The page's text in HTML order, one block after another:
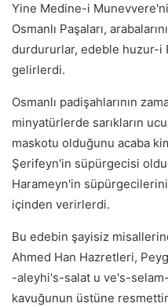
Yine Medine-i
Osmanlı Paşaları,
durdururlar, edeble huzur-i
gelirlerdi.
Osmanlı padişahlarının
minyatürlerde sarıkların
maskotu olduğunu acaba
Şerifeyn'in süpürgecisi
Harameyn'in
içinden verirlerdi.
Bu edebin şayisiz
Ahmed Han Hazretleri,
-aleyhi's-salat u ve's-
kavuğunun üstüne